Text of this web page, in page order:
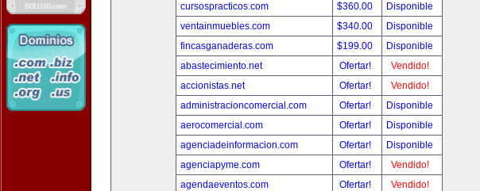
cursospracticos.com
$360.00
Disponible
ventainmuebles.com
$340.00
Disponible
fincasganaderas.com
$199.00
Disponible
abastecimiento.net
Ofertar!
Vendido!
accionistas.net
Ofertar!
Vendido!
administracioncomercial.com
Ofertar!
Disponible
aerocomercial.com
Ofertar!
Disponible
agenciadeinformacion.com
Ofertar!
Disponible
agenciapyme.com
Ofertar!
Vendido!
agendaeventos.com
Ofertar!
Vendido!